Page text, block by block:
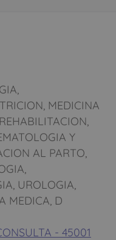
MEDICINA
Y
AL PARTO,
UROLOGIA,
MEDICA, D
- 45001